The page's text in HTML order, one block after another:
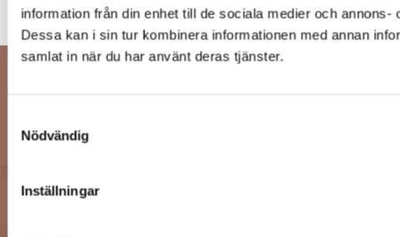
information från din enhet till de sociala medier och
Dessa kan i sin tur kombinera informationen med annan
samlat in när du har använt deras tjänster.
Nödvändig
Inställningar
Läs mer
och experthjälp inom
fastighetssektorn?